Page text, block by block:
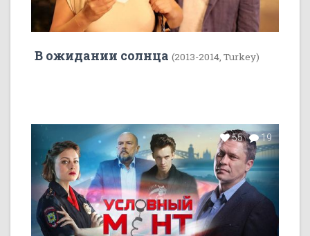
В ожидании солнца (2013-2014, Turkey)
55 19